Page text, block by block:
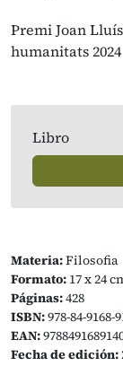
Premi Joan
humanitats 2024
Materia:Filosofia
Formato: 17 x 24
Páginas:428
ISBN:978-84-9168-
EAN:
Fecha de edición:
Libro